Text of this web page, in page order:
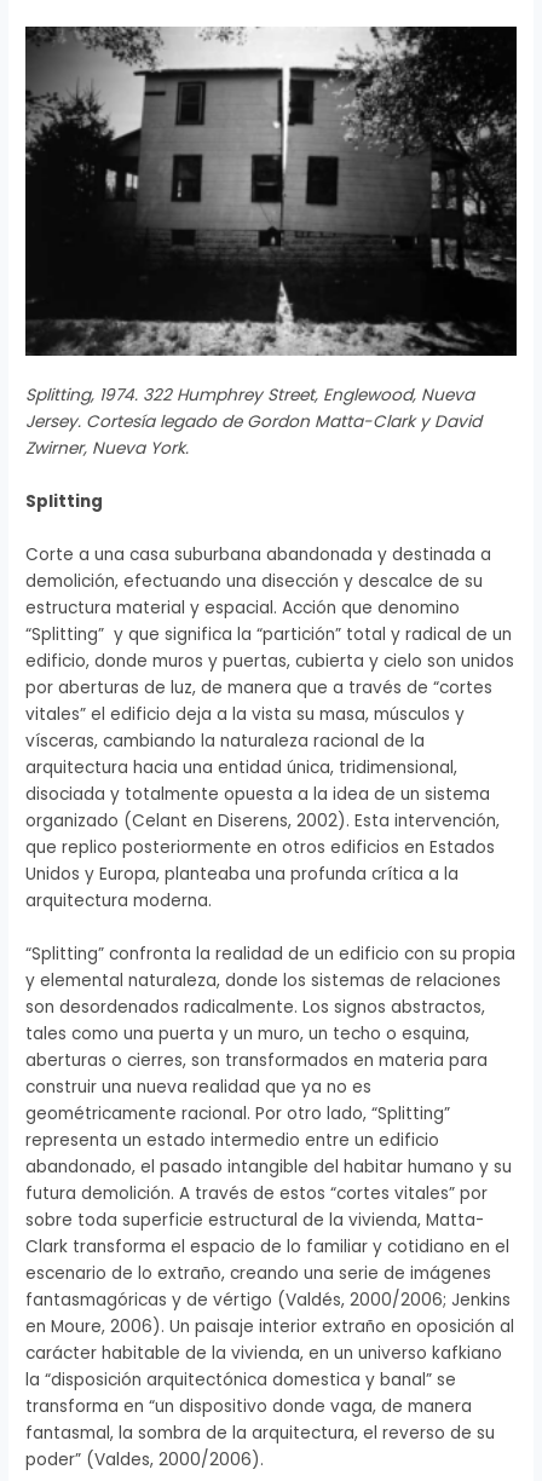
Splitting, 1974. 322 Humphrey Street, Englewood, Nueva
Jersey. Cortesía legado de Gordon Matta-Clark y David
Zwirner, Nueva York.
Splitting
Corte a una casa suburbana abandonada y destinada a
demolición, efectuando una disección y descalce de su
estructura material y espacial. Acción que denomino
“Splitting” y que significa la “partición” total y radical de un
edificio, donde muros y puertas, cubierta y cielo son unidos
por aberturas de luz, de manera que a través de “cortes
vitales” el edificio deja a la vista su masa, músculos y
vísceras, cambiando la naturaleza racional de la
arquitectura hacia una entidad única, tridimensional,
disociada y totalmente opuesta a la idea de un sistema
organizado (Celant en Diserens, 2002). Esta intervención,
que replico posteriormente en otros edificios en Estados
Unidos y Europa, planteaba una profunda crítica a la
arquitectura moderna.
“Splitting” confronta la realidad de un edificio con su propia
y elemental naturaleza, donde los sistemas de relaciones
son desordenados radicalmente. Los signos abstractos,
tales como una puerta y un muro, un techo o esquina,
aberturas o cierres, son transformados en materia para
construir una nueva realidad que ya no es
geométricamente racional. Por otro lado, “Splitting”
representa un estado intermedio entre un edificio
abandonado, el pasado intangible del habitar humano y su
futura demolición. A través de estos “cortes vitales” por
sobre toda superficie estructural de la vivienda, Matta-
Clark transforma el espacio de lo familiar y cotidiano en el
escenario de lo extraño, creando una serie de imágenes
fantasmagóricas y de vértigo (Valdés, 2000/2006; Jenkins
en Moure, 2006). Un paisaje interior extraño en oposición al
carácter habitable de la vivienda, en un universo kafkiano
la “disposición arquitectónica domestica y banal” se
transforma en “un dispositivo donde vaga, de manera
fantasmal, la sombra de la arquitectura, el reverso de su
poder” (Valdes, 2000/2006).